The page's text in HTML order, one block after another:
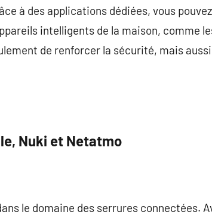
à des applications dédiées, vous
intelligents de la maison, comme
de renforcer la sécurité, mais
Nuki et Netatmo
le domaine des serrures connectées.